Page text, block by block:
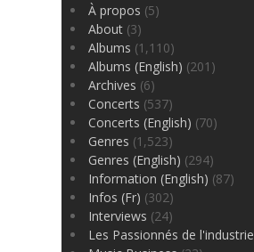
À propos (5)
About (3)
Albums (1,110)
Albums (English) (201)
Archives (6)
Concerts (537)
Concerts (English) (70)
Genres (1,523)
Genres (English) (294)
Information (English) (87)
Infos (Fr) (302)
Interviews (24)
Les Passionnés de l'industrie